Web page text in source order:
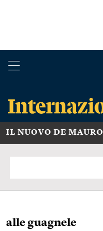
IL NUOVO DE MAURO
alle guagnele